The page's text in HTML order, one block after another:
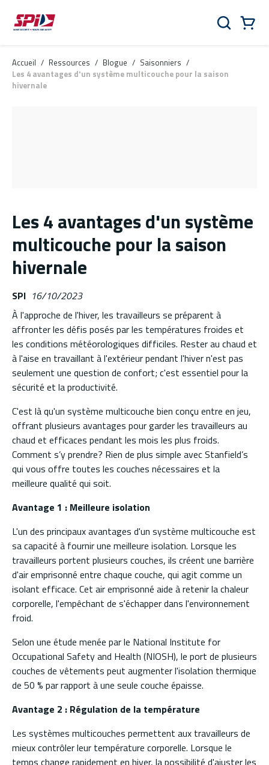
Aller au contenu principal
Skip to menu
Skip to footer
Rechercher
Accueil / Ressources / Blogue / Saisonniers /
Les 4 avantages d'un système multicouche pour la saison
hivernale
Les 4 avantages d'un système
multicouche pour la saison
hivernale
SPI 16/10/2023
À l'approche de l'hiver, les travailleurs se préparent à
affronter les défis posés par les températures froides et
les conditions météorologiques difficiles. Rester au chaud et
à l'aise en travaillant à l'extérieur pendant l'hiver n'est pas
seulement une question de confort; c'est essentiel pour la
sécurité et la productivité.
C'est là qu'un système multicouche bien conçu entre en jeu,
offrant plusieurs avantages pour garder les travailleurs au
chaud et efficaces pendant les mois les plus froids.
Comment s’y prendre? Rien de plus simple avec Stanfield’s
qui vous offre toutes les couches nécessaires et la
meilleure qualité qui soit.
Avantage 1 : Meilleure isolation
L'un des principaux avantages d'un système multicouche est
sa capacité à fournir une meilleure isolation. Lorsque les
travailleurs portent plusieurs couches, ils créent une barrière
d'air emprisonné entre chaque couche, qui agit comme un
isolant efficace. Cet air emprisonné aide à retenir la chaleur
corporelle, l'empêchant de s'échapper dans l'environnement
froid.
Selon une étude menée par le National Institute for
Occupational Safety and Health (NIOSH), le port de plusieurs
couches de vêtements peut augmenter l'isolation thermique
de 50 % par rapport à une seule couche épaisse.
Avantage 2 : Régulation de la température
Les systèmes multicouches permettent aux travailleurs de
mieux contrôler leur température corporelle. Lorsque le
temps change rapidement en hiver, la possibilité d'ajuster les